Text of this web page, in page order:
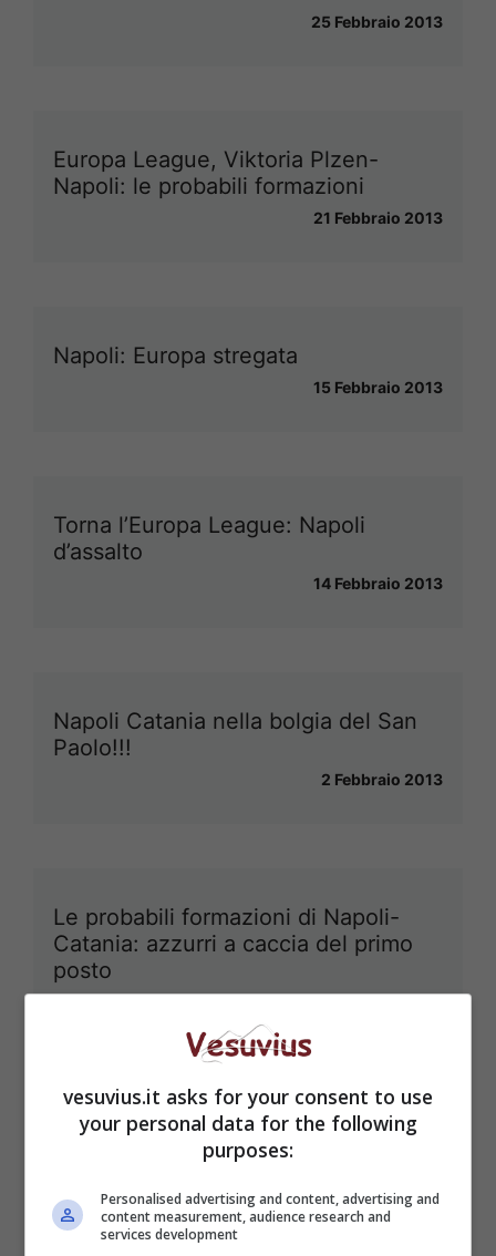
25 Febbraio 2013
Europa League, Viktoria Plzen-
Napoli: le probabili formazioni
21 Febbraio 2013
Napoli: Europa stregata
15 Febbraio 2013
Torna l’Europa League: Napoli
d’assalto
14 Febbraio 2013
Napoli Catania nella bolgia del San
Paolo!!!
2 Febbraio 2013
Le probabili formazioni di Napoli-
Catania: azzurri a caccia del primo
posto
Serie A, Parma-Napoli: le probabili
26 Gennaio 2013
vesuvius.it asks for your consent to use
your personal data for the following
purposes:
Personalised advertising and content, advertising and
content measurement, audience research and
services development